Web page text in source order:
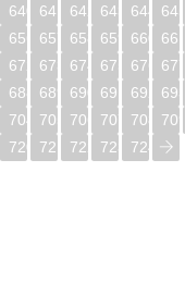
640
641 642 643 644 645
656
657 658 659 660 661
672
673 674 675 676 677
688
689 690 691 692 693
704
705 706 707 708 709
720
721 722 723 724